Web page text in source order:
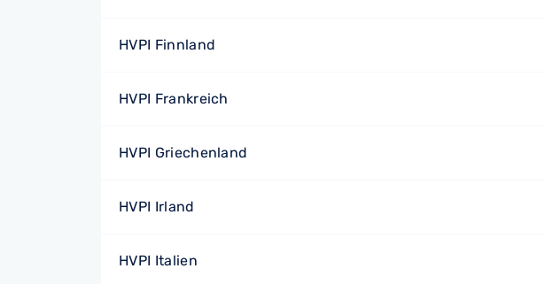
HVPI Finnland
HVPI Frankreich
HVPI Griechenland
HVPI Irland
HVPI Italien